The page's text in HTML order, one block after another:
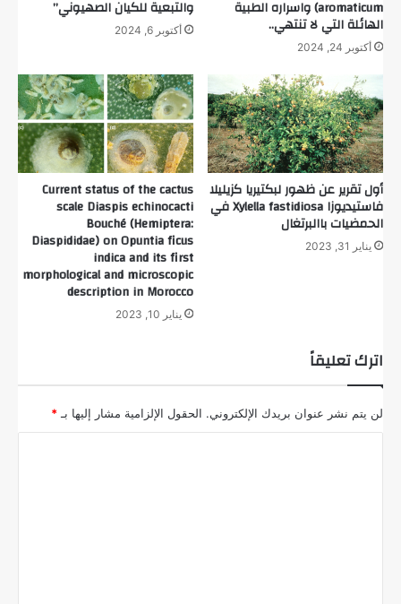
aromaticum) واسراره الطبية
الهائلة التي لا تنتهي..
أكتوبر 24, 2024
والتبعية للكيان الصهيوني”
أكتوبر 6, 2024
أول تقرير عن ظهور لبكتيريا كزيليلا
فاستيديوزا Xylella fastidiosa في
الحمضيات باالبرتغال
يناير 31, 2023
Current status of the cactus
scale Diaspis echinocacti
Bouché (Hemiptera:
Diaspididae) on Opuntia ficus
indica and its first
morphological and microscopic
description in Morocco
يناير 10, 2023
اترك تعليقاً
لن يتم نشر عنوان بريدك الإلكتروني. الحقول الإلزامية مشار إليها بـ *